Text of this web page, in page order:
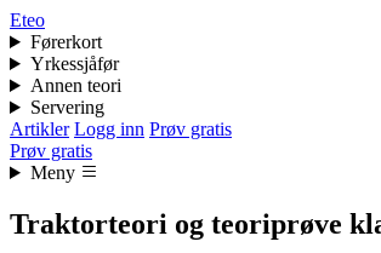
Eteo
Førerkort
Yrkessjåfør
Annen teori
Servering
Artikler Logg inn Prøv gratis
Prøv gratis
Meny
Traktorteori og teoriprøve